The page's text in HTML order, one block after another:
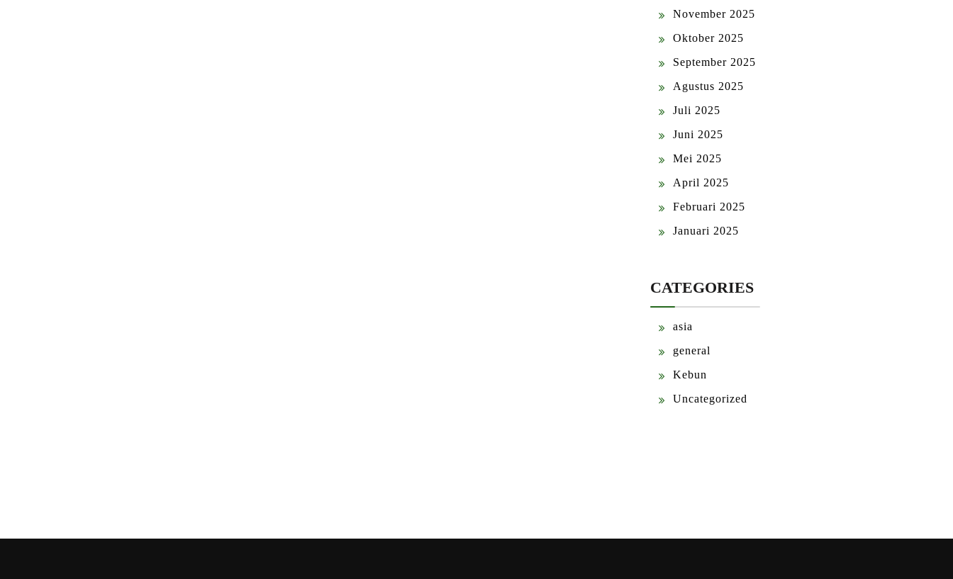
November 2025
Oktober 2025
September 2025
Agustus 2025
Juli 2025
Juni 2025
Mei 2025
April 2025
Februari 2025
Januari 2025
CATEGORIES
asia
general
Kebun
Uncategorized